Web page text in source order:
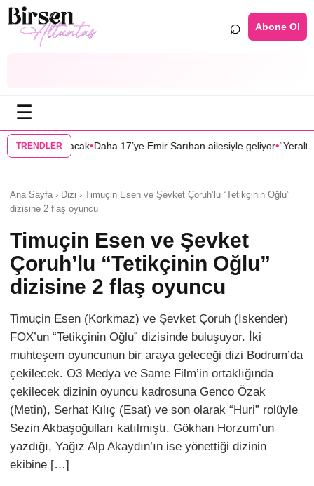
⌕ Abone Ol
☰
TRENDLER
17’ye Emir Sarıhan ailesiyle geliyor•“Yeraltı” dizisinin Melek’i
Ana Sayfa › Dizi › Timuçin Esen ve Şevket Çoruh’lu “Tetikçinin Oğlu”
dizisine 2 flaş oyuncu
Timuçin Esen ve Şevket
Çoruh’lu “Tetikçinin Oğlu”
dizisine 2 flaş oyuncu
Timuçin Esen (Korkmaz) ve Şevket Çoruh (İskender)
FOX’un “Tetikçinin Oğlu” dizisinde buluşuyor. İki
muhteşem oyuncunun bir araya geleceği dizi Bodrum’da
çekilecek. O3 Medya ve Same Film’in ortaklığında
çekilecek dizinin oyuncu kadrosuna Genco Özak
(Metin), Serhat Kılıç (Esat) ve son olarak “Huri” rolüyle
Sezin Akbaşoğulları katılmıştı. Gökhan Horzum’un
yazdığı, Yağız Alp Akaydın’ın ise yönettiği dizinin
ekibine […]